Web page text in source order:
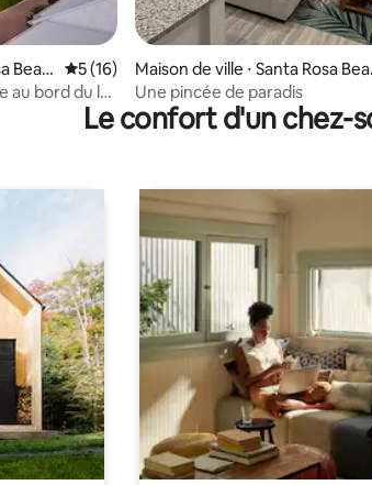
Beac
Évaluation moyenne sur la base de 16
5 (16)
au bord du lac
Maison de ville ⋅ Santa Rosa
h
Une pincée de paradis
Le confort d'un chez-